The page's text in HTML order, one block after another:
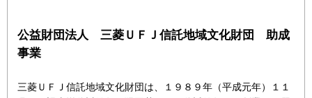
公益財団法人 三菱ＵＦＪ信託地域文化財団 助成
事業
三菱ＵＦＪ信託地域文化財団は、１９８９年（平成元年）１１